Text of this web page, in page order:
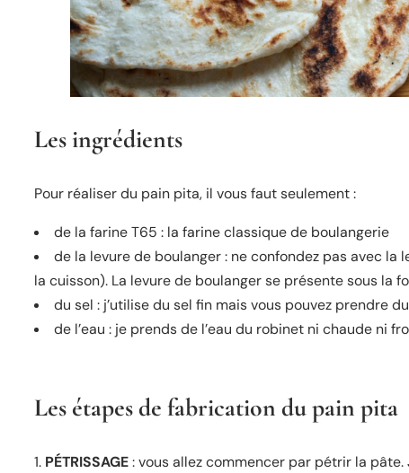
Les ingrédients
Pour réaliser du pain pita, il vous faut seulement :
de la farine T65 : la farine classique de boulangerie
de la levure de boulanger : ne confondez pas avec
la cuisson). La levure de boulanger se présente sous la
du sel : j’utilise du sel fin mais vous pouvez prendre
de l’eau : je prends de l’eau du robinet ni chaude ni
Les étapes de fabrication du pain pita
1. PÉTRISSAGE: vous allez commencer par pétrir la